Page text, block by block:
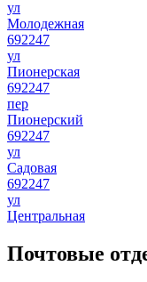
ул
Молодежная
692247
ул
Пионерская
692247
пер
Пионерский
692247
ул
Садовая
692247
ул
Центральная
Почтовые